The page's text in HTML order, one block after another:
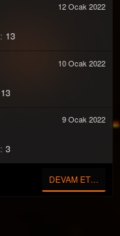
12 Ocak 2022
13
10 Ocak 2022
13
9 Ocak 2022
3
DEVAM ET…